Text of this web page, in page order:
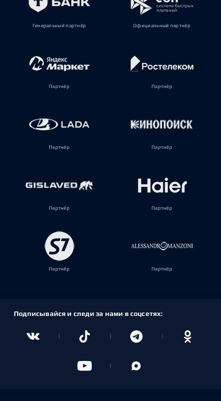
Генеральный партнёр Официальный партнёр
Партнёр Партнёр
Партнёр Партнёр
Партнёр Партнёр
Партнёр Партнёр
Подписывайся и следи за нами в соцсетях: